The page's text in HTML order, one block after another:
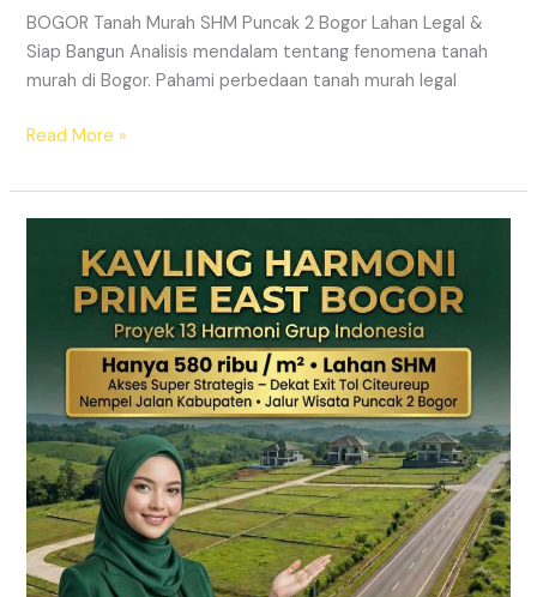
BOGOR Tanah Murah SHM Puncak 2 Bogor Lahan Legal &
Siap Bangun Analisis mendalam tentang fenomena tanah
murah di Bogor. Pahami perbedaan tanah murah legal
Read More »
Hanjawong
Puncak
Bogor
Gunung
&
SHM
Pecah
Sertifikat